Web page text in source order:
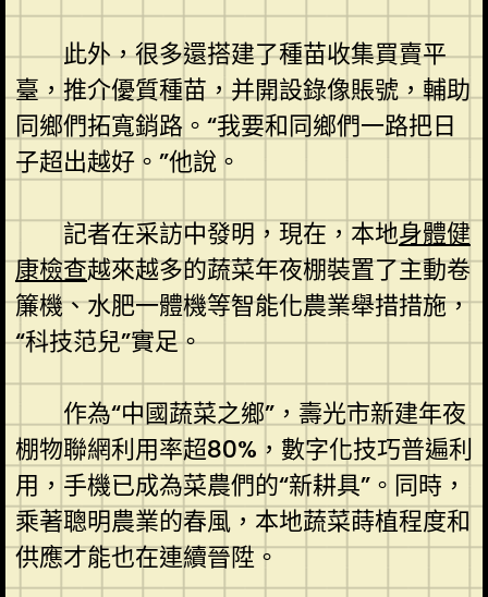
此外，很多還搭建了種苗收集買賣平
臺，推介優質種苗，并開設錄像賬號，輔助
同鄉們拓寬銷路。“我要和同鄉們一路把日
子超出越好。”他說。
記者在采訪中發明，現在，本地身體健
康檢查越來越多的蔬菜年夜棚裝置了主動卷
簾機、水肥一體機等智能化農業舉措措施，
“科技范兒”實足。
作為“中國蔬菜之鄉”，壽光市新建年夜
棚物聯網利用率超80%，數字化技巧普遍利
用，手機已成為菜農們的“新耕具”。同時，
乘著聰明農業的春風，本地蔬菜蒔植程度和
供應才能也在連續晉陞。